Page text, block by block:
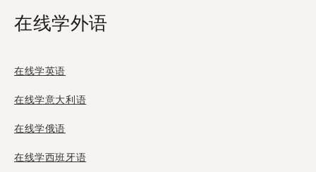
在线学外语
在线学英语
在线学意大利语
在线学俄语
在线学西班牙语